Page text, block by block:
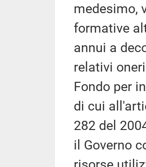
medesimo,
formative
annui a
relativi
Fondo per
di cui
282 del
il Governo